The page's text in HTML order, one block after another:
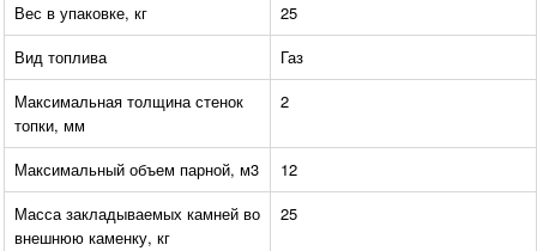
Вес в упаковке, кг
25
Вид топлива
Газ
Максимальная толщина стенок
топки, мм
2
Максимальный объем парной, м3
12
Масса закладываемых камней во
внешнюю каменку, кг
25